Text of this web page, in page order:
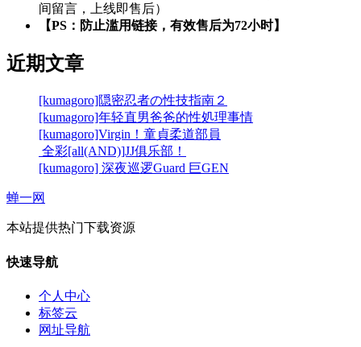
间留言，上线即售后）
【PS：防止滥用链接，有效售后为72小时】
近期文章
[kumagoro]隠密忍者の性技指南２
[kumagoro]年轻直男爸爸的性処理事情
[kumagoro]Virgin！童貞柔道部員
全彩[all(AND)]JJ俱乐部！
[kumagoro] 深夜巡逻Guard 巨GEN
蝉一网
本站提供热门下载资源
快速导航
个人中心
标签云
网址导航